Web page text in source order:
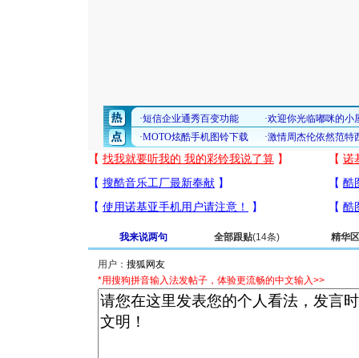
我来说两句 全部跟贴(14条) 精华区
用户：
*用搜狗拼音输入法发帖子，体验更流畅的中文输入>>